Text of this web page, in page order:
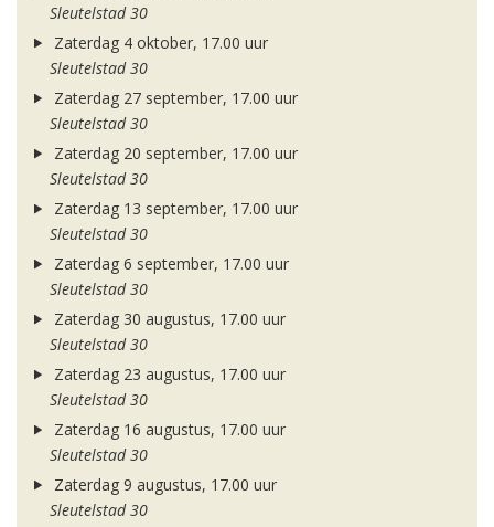
Sleutelstad 30
Zaterdag 4 oktober, 17.00 uur
Sleutelstad 30
Zaterdag 27 september, 17.00 uur
Sleutelstad 30
Zaterdag 20 september, 17.00 uur
Sleutelstad 30
Zaterdag 13 september, 17.00 uur
Sleutelstad 30
Zaterdag 6 september, 17.00 uur
Sleutelstad 30
Zaterdag 30 augustus, 17.00 uur
Sleutelstad 30
Zaterdag 23 augustus, 17.00 uur
Sleutelstad 30
Zaterdag 16 augustus, 17.00 uur
Sleutelstad 30
Zaterdag 9 augustus, 17.00 uur
Sleutelstad 30